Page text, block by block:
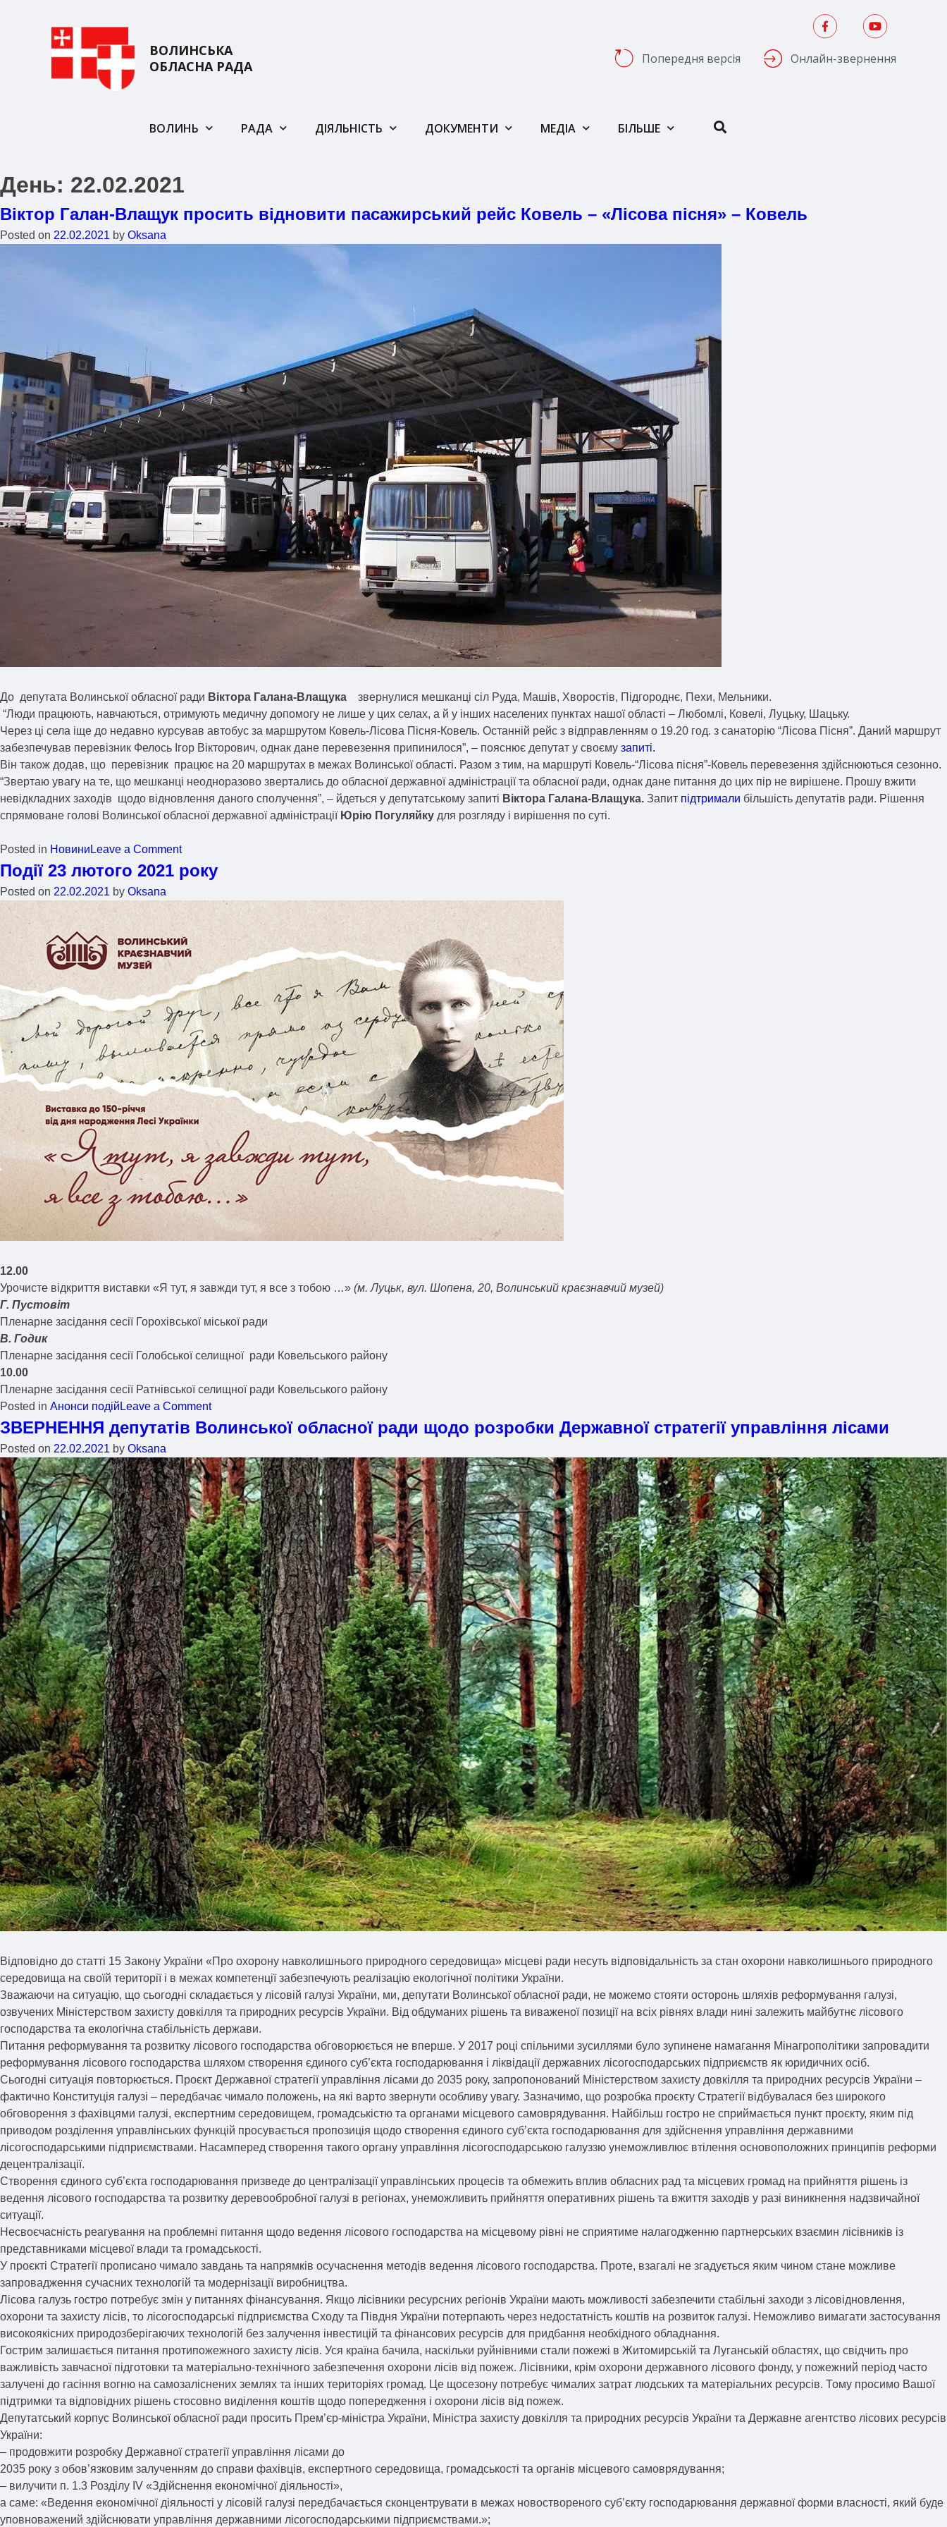
ВОЛИНСЬКА
ОБЛАСНА РАДА
Попередня версія Онлайн-звернення
ВОЛИНЬ РАДА ДІЯЛЬНІСТЬ ДОКУМЕНТИ МЕДІА БІЛЬШЕ
День: 22.02.2021
Віктор Галан-Влащук просить відновити пасажирський рейс Ковель – «Лісова пісня» – Ковель
Posted on 22.02.2021 by Oksana
До депутата Волинської обласної ради Віктора Галана-Влащука
звернулися мешканці сіл Руда, Машів, Хворостів, Підгороднє, Пехи, Мельники.
“Люди працюють, навчаються, отримують медичну допомогу не лише у цих селах, а й у інших населених пунктах нашої області – Любомлі, Ковелі, Луцьку, Шацьку.
Через ці села іще до недавно курсував автобус за маршрутом Ковель-Лісова Пісня-Ковель. Останній рейс з відправленням о 19.20 год. з санаторію “Лісова Пісня”. Даний маршрут
забезпечував перевізник Фелось Ігор Вікторович, однак дане перевезення припинилося”, – пояснює депутат у своєму запиті.
Він також додав, що перевізник працює на 20 маршрутах в межах Волинської області. Разом з тим, на маршруті Ковель-“Лісова пісня”-Ковель перевезення здійснюються сезонно.
“Звертаю увагу на те, що мешканці неодноразово звертались до обласної державної адміністрації та обласної ради, однак дане питання до цих пір не вирішене. Прошу вжити
невідкладних заходів щодо відновлення даного сполучення”, – йдеться у депутатському запиті Віктора Галана-Влащука. Запит підтримали більшість депутатів ради. Рішення
спрямоване голові Волинської обласної державної адміністрації Юрію Погуляйку для розгляду і вирішення по суті.
Posted in Новини Leave a Comment
Події 23 лютого 2021 року
Posted on 22.02.2021 by Oksana
12.00
Урочисте відкриття виставки «Я тут, я завжди тут, я все з тобою …» (м. Луцьк, вул. Шопена, 20, Волинський краєзнавчий музей)
Г. Пустовіт
Пленарне засідання сесії Горохівської міської ради
В. Годик
Пленарне засідання сесії Голобської селищної ради Ковельського району
10.00
Пленарне засідання сесії Ратнівської селищної ради Ковельського району
Posted in Анонси подій Leave a Comment
ЗВЕРНЕННЯ депутатів Волинської обласної ради щодо розробки Державної стратегії управління лісами
Posted on 22.02.2021 by Oksana
Відповідно до статті 15 Закону України «Про охорону навколишнього природного середовища» місцеві ради несуть відповідальність за стан охорони навколишнього природного
середовища на своїй території і в межах компетенції забезпечують реалізацію екологічної політики України.
Зважаючи на ситуацію, що сьогодні складається у лісовій галузі України, ми, депутати Волинської обласної ради, не можемо стояти осторонь шляхів реформування галузі,
озвучених Міністерством захисту довкілля та природних ресурсів України. Від обдуманих рішень та виваженої позиції на всіх рівнях влади нині залежить майбутнє лісового
господарства та екологічна стабільність держави.
Питання реформування та розвитку лісового господарства обговорюється не вперше. У 2017 році спільними зусиллями було зупинене намагання Мінагрополітики запровадити
реформування лісового господарства шляхом створення єдиного суб’єкта господарювання і ліквідації державних лісогосподарських підприємств як юридичних осіб.
Сьогодні ситуація повторюється. Проєкт Державної стратегії управління лісами до 2035 року, запропонований Міністерством захисту довкілля та природних ресурсів України –
фактично Конституція галузі – передбачає чимало положень, на які варто звернути особливу увагу. Зазначимо, що розробка проєкту Стратегії відбувалася без широкого
обговорення з фахівцями галузі, експертним середовищем, громадськістю та органами місцевого самоврядування. Найбільш гостро не сприймається пункт проєкту, яким під
приводом розділення управлінських функцій просувається пропозиція щодо створення єдиного суб’єкта господарювання для здійснення управління державними
лісогосподарськими підприємствами. Насамперед створення такого органу управління лісогосподарською галуззю унеможливлює втілення основоположних принципів реформи
децентралізації.
Створення єдиного суб’єкта господарювання призведе до централізації управлінських процесів та обмежить вплив обласних рад та місцевих громад на прийняття рішень із
ведення лісового господарства та розвитку деревообробної галузі в регіонах, унеможливить прийняття оперативних рішень та вжиття заходів у разі виникнення надзвичайної
ситуації.
Несвоєчасність реагування на проблемні питання щодо ведення лісового господарства на місцевому рівні не сприятиме налагодженню партнерських взаємин лісівників із
представниками місцевої влади та громадськості.
У проєкті Стратегії прописано чимало завдань та напрямків осучаснення методів ведення лісового господарства. Проте, взагалі не згадується яким чином стане можливе
запровадження сучасних технологій та модернізації виробництва.
Лісова галузь гостро потребує змін у питаннях фінансування. Якщо лісівники ресурсних регіонів України мають можливості забезпечити стабільні заходи з лісовідновлення,
охорони та захисту лісів, то лісогосподарські підприємства Сходу та Півдня України потерпають через недостатність коштів на розвиток галузі. Неможливо вимагати застосування
високоякісних природозберігаючих технологій без залучення інвестицій та фінансових ресурсів для придбання необхідного обладнання.
Гострим залишається питання протипожежного захисту лісів. Уся країна бачила, наскільки руйнівними стали пожежі в Житомирській та Луганській областях, що свідчить про
важливість завчасної підготовки та матеріально-технічного забезпечення охорони лісів від пожеж. Лісівники, крім охорони державного лісового фонду, у пожежний період часто
залучені до гасіння вогню на самозаліснених землях та інших територіях громад. Це щосезону потребує чималих затрат людських та матеріальних ресурсів. Тому просимо Вашої
підтримки та відповідних рішень стосовно виділення коштів щодо попередження і охорони лісів від пожеж.
Депутатський корпус Волинської обласної ради просить Прем’єр-міністра України, Міністра захисту довкілля та природних ресурсів України та Державне агентство лісових ресурсів
України:
– продовжити розробку Державної стратегії управління лісами до
2035 року з обов’язковим залученням до справи фахівців, експертного середовища, громадськості та органів місцевого самоврядування;
– вилучити п. 1.3 Розділу IV «Здійснення економічної діяльності»,
а саме: «Ведення економічної діяльності у лісовій галузі передбачається сконцентрувати в межах новоствореного суб’єкту господарювання державної форми власності, який буде
уповноважений здійснювати управління державними лісогосподарськими підприємствами.»;